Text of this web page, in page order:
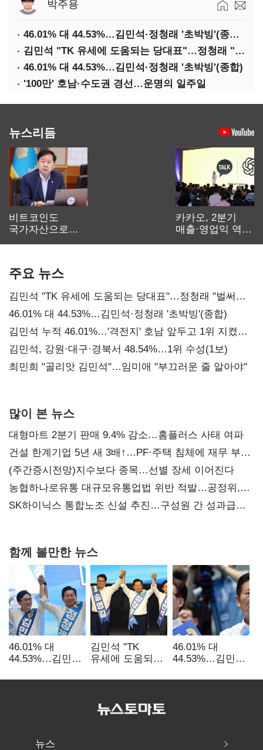
박주용
46.01% 대 44.53%…김민석·정청래 '초박빙'(종합 2보)
김민석 "TK 유세에 도움되는 당대표"…정청래 "벌써 대표된 양 당직 배분"
46.01% 대 44.53%…김민석·정청래 '초박빙'(종합)
'100만' 호남·수도권 경선…운명의 일주일
뉴스리듬
비트코인도
국가자산으로…'
카카오, 2분기
매출·영업익 역대
주요 뉴스
김민석 "TK 유세에 도움되는 당대표"…정청래 "벌써
대표된 양 당직 배분"
46.01% 대 44.53%…김민석·정청래 '초박빙'(종합)
김민석 누적 46.01%…'격전지' 호남 앞두고 1위 지켰다
(2보)
김민석, 강원·대구·경북서 48.54%…1위 수성(1보)
최민희 "골리앗 김민석"…임미애 "부끄러운 줄 알아야"
많이 본 뉴스
대형마트 2분기 판매 9.4% 감소…홈플러스 사태 여파
건설 한계기업 5년 새 3배↑…PF·주택 침체에 재무 부담
확대
(주간증시전망)지수보다 종목…선별 장세 이어진다
농협하나로유통 대규모유통업법 위반 적발…공정위,
과징금 4억6200만원 부과
SK하이닉스 통합노조 신설 추진…구성원 간 성과급
함께 볼만한 뉴스
46.01% 대
44.53%…김민석·
'초박빙'(종합
김민석 "TK
유세에 도움되는
"벌써 대표된 양
46.01% 대
44.53%…김민석·
'초박빙'(종합)
뉴스